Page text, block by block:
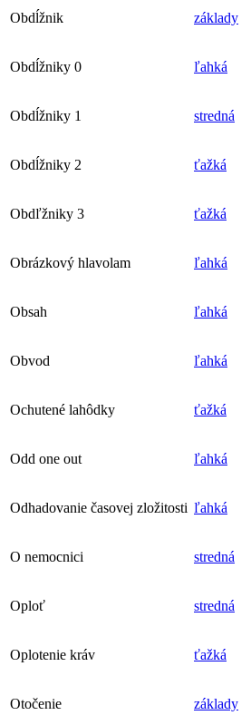
Obdĺžnik základy
Obdĺžniky 0 ľahká
Obdĺžniky 1 stredná
Obdĺžniky 2 ťažká
Obdľžniky 3 ťažká
Obrázkový hlavolam ľahká
Obsah ľahká
Obvod ľahká
Ochutené lahôdky ťažká
Odd one out ľahká
Odhadovanie časovej zložitosti ľahká
O nemocnici stredná
Oploť stredná
Oplotenie kráv ťažká
Otočenie základy